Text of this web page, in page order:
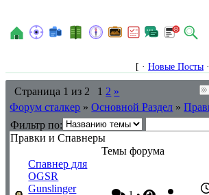
N
[ · Новые Посты ·
Страница 1 из 2 1 2 »
Форум сталкер » Основной Раздел »
Фильтр по:
Правки и Спавнеры
Темы форума
Спавнер для
OGSR
Gunslinger